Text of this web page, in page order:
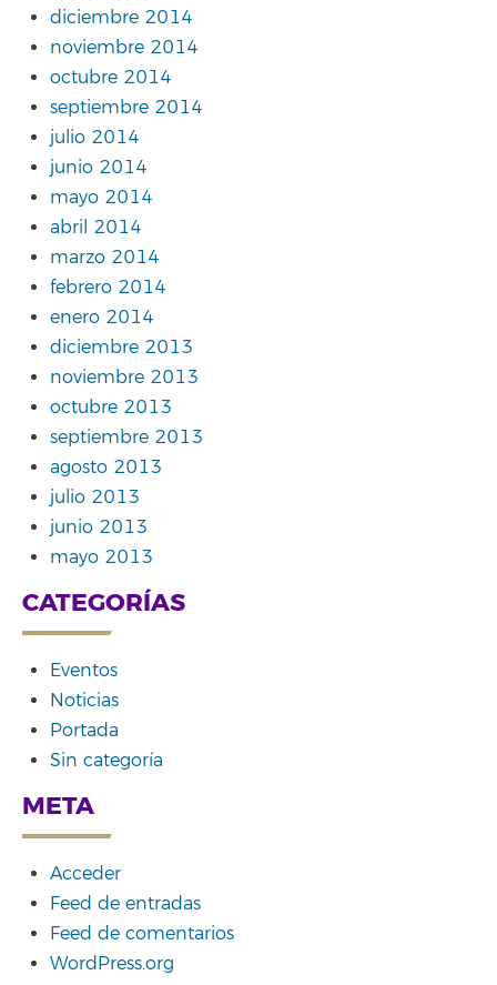
diciembre 2014
noviembre 2014
octubre 2014
septiembre 2014
julio 2014
junio 2014
mayo 2014
abril 2014
marzo 2014
febrero 2014
enero 2014
diciembre 2013
noviembre 2013
octubre 2013
septiembre 2013
agosto 2013
julio 2013
junio 2013
mayo 2013
CATEGORÍAS
Eventos
Noticias
Portada
Sin categoría
META
Acceder
Feed de entradas
Feed de comentarios
WordPress.org